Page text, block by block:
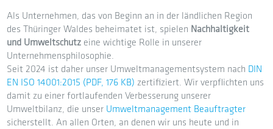
Als Unternehmen, das von Beginn an in der ländlichen Region
des Thüringer Waldes beheimatet ist, spielen Nachhaltigkeit
und Umweltschutz eine wichtige Rolle in unserer
Unternehmensphilosophie.
Seit 2024 ist daher unser Umweltmanagementsystem nach DIN
EN ISO 14001:2015 (PDF, 176 KB) zertifiziert. Wir verpflichten uns
damit zu einer fortlaufenden Verbesserung unserer
Umweltbilanz, die unser Umweltmanagement Beauftragter
sicherstellt. An allen Orten, an denen wir uns heute und in